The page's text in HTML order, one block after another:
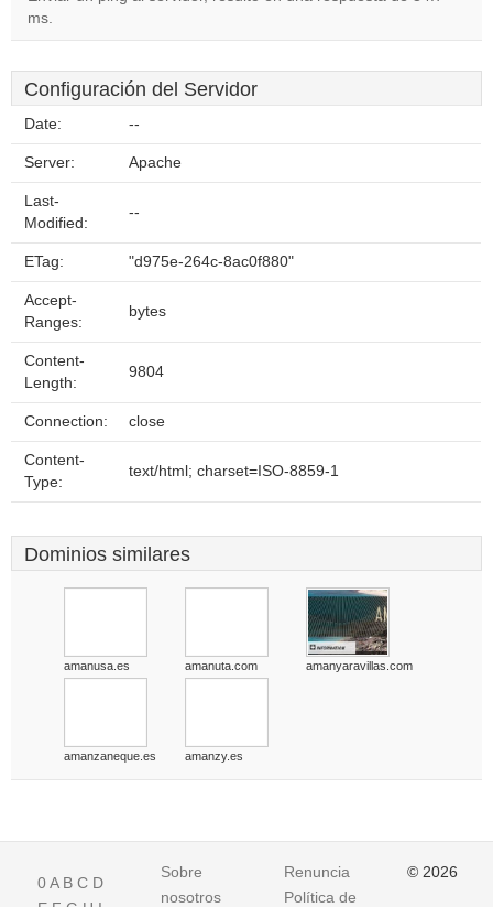
ms.
Configuración del Servidor
Date: --
Server: Apache
Last-
Modified:
--
ETag: "d975e-264c-8ac0f880"
Accept-
Ranges:
bytes
Content-
Length:
9804
Connection: close
Content-
Type:
text/html; charset=ISO-8859-1
Dominios similares
amanusa.es amanuta.com amanyaravillas.com
amanzaneque.es amanzy.es
0A B C D
Sobre
nosotros
Renuncia
Política de
© 2026